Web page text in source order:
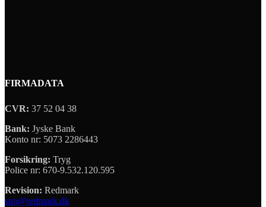
FIRMADATA
CVR: 37 52 04 38
Bank: Jyske Bank
Konto nr: 5073 2286443
Forsikring: Tryg
Police nr: 670-9.532.120.595
Revision: Redmark
sun@redmark.dk